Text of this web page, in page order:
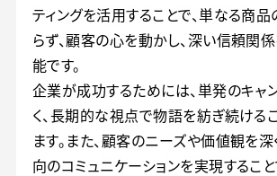
ティングを活用することで、単なる商
らず、顧客の心を動かし、深い信頼関
能です。
企業が成功するためには、単発のキャ
く、長期的な視点で物語を紡ぎ続ける
ます。また、顧客のニーズや価値観を深
向のコミュニケーションを実現するこ